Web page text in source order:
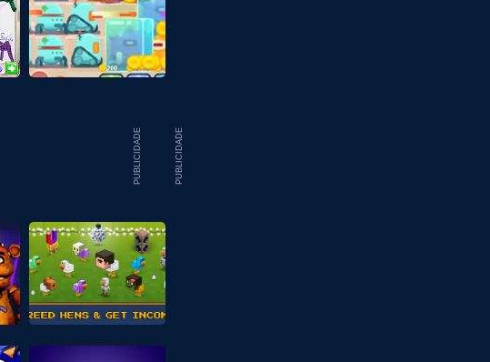
PUBLICIDADE
PUBLICIDADE